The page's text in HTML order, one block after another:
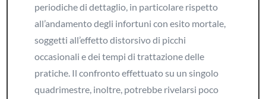
periodiche di dettaglio, in particolare rispetto
all’andamento degli infortuni con esito mortale,
soggetti all’effetto distorsivo di picchi
occasionali e dei tempi di trattazione delle
pratiche. Il confronto effettuato su un singolo
quadrimestre, inoltre, potrebbe rivelarsi poco